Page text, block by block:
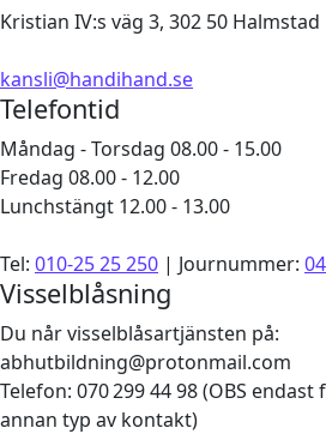
Kristian IV:s väg 3, 302 50 Halmstad
kansli@handihand.se
Telefontid
Måndag - Torsdag 08.00 - 15.00
Fredag 08.00 - 12.00
Lunchstängt 12.00 - 13.00
Tel: 010-25 25 250 | Journummer:
Visselblåsning
Du når visselblåsartjänsten på:
abhutbildning@protonmail.com
Telefon: 070 299 44 98 (OBS
annan typ av kontakt)